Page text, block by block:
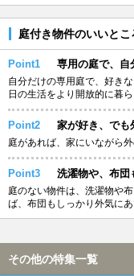
庭付き物件のいいとこ
Point1 専用の庭で、自
自分だけの専用庭で、好き
日の生活をより開放的に暮ら
Point2 家が好き、でも
庭があれば、家にいながら
Point3 洗濯物や、布団
庭のない物件は、洗濯物や
ば、布団もしっかり外気にあ
その他の特集一覧